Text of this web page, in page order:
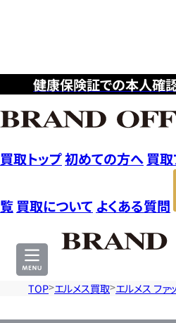
健康保険証での本人確
買取トップ初めての方へ 買
覧 買取について よくある質問
TOP エルメス買取 エルメス ファ